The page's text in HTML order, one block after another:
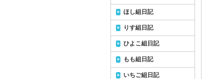
ほし組日記
りす組日記
ひよこ組日記
もも組日記
いちご組日記